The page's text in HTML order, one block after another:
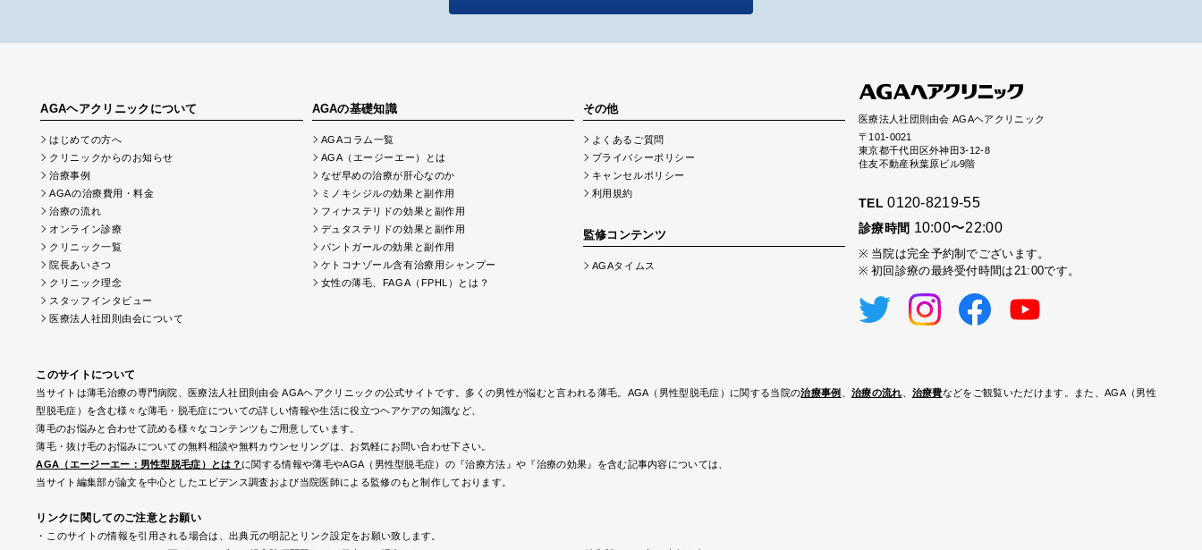
AGAヘアクリニックについて
はじめての方へ
クリニックからのお知らせ
治療事例
AGAの治療費用・料金
治療の流れ
オンライン診療
クリニック一覧
院長あいさつ
クリニック理念
スタッフインタビュー
医療法人社団則由会について
AGAの基礎知識
AGAコラム一覧
AGA（エージーエー）とは
なぜ早めの治療が肝心なのか
ミノキシジルの効果と副作用
フィナステリドの効果と副作用
デュタステリドの効果と副作用
パントガールの効果と副作用
ケトコナゾール含有治療用シャンプー
女性の薄毛、FAGA（FPHL）とは？
その他
よくあるご質問
プライバシーポリシー
キャンセルポリシー
利用規約
監修コンテンツ
AGAタイムス
医療法人社団則由会 AGAヘアクリニック
〒101-0021
東京都千代田区外神田3-12-8
住友不動産秋葉原ビル9階
TEL 0120-8219-55
診療時間 10:00〜22:00
当院は完全予約制でございます。
初回診療の最終受付時間は21:00です。
このサイトについて
当サイトは薄毛治療の専門病院、医療法人社団則由会 AGAヘアクリニックの公式サイトです。多くの男性が悩むと言われる薄毛。AGA（男性型脱毛症）に関する当院の治療事例 治療の流れ 治療費などをご観覧いただけます。また、AGA（男性
型脱毛症）を含む様々な薄毛・脱毛症についての詳しい情報や生活に役立つヘアケアの知識など、
薄毛のお悩みと合わせて読める様々なコンテンツもご用意しています。
薄毛・抜け毛のお悩みについての無料相談や無料カウンセリングは、お気軽にお問い合わせ下さい。
AGA（エージーエー：男性型脱毛症）とは？ に関する情報や薄毛やAGA（男性型脱毛症）の『治療方法』や『治療の効果』を含む記事内容については、
当サイト編集部が論文を中心としたエビデンス調査および当院医師による監修のもと制作しております。
リンクに関してのご注意とお願い
このサイトの情報を引用される場合は、出典元の明記とリンク設定をお願い致します。